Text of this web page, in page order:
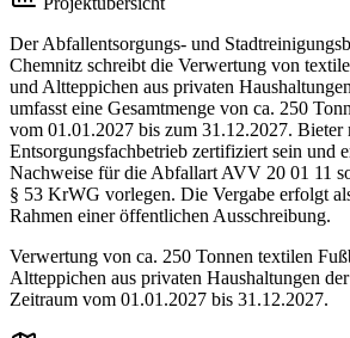
Der Abfallentsorgungs- und
Chemnitz schreibt die Verwertung von
und Altteppichen aus privaten
umfasst eine Gesamtmenge von ca. 250
vom 01.01.2027 bis zum 31.12.2027. Bieter
Entsorgungsfachbetrieb zertifiziert sein und
Nachweise für die Abfallart AVV 20 01 11
§ 53 KrWG vorlegen. Die Vergabe erfolgt
Rahmen einer öffentlichen Ausschreibung.
Verwertung von ca. 250 Tonnen textilen
Altteppichen aus privaten Haushaltungen
Zeitraum vom 01.01.2027 bis 31.12.2027.